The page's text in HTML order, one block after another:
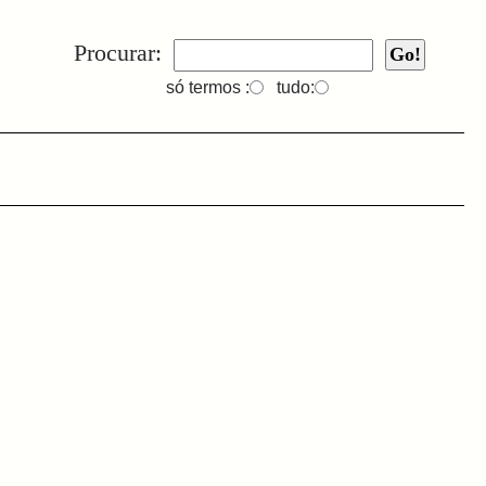
Procurar:
só termos : tudo: